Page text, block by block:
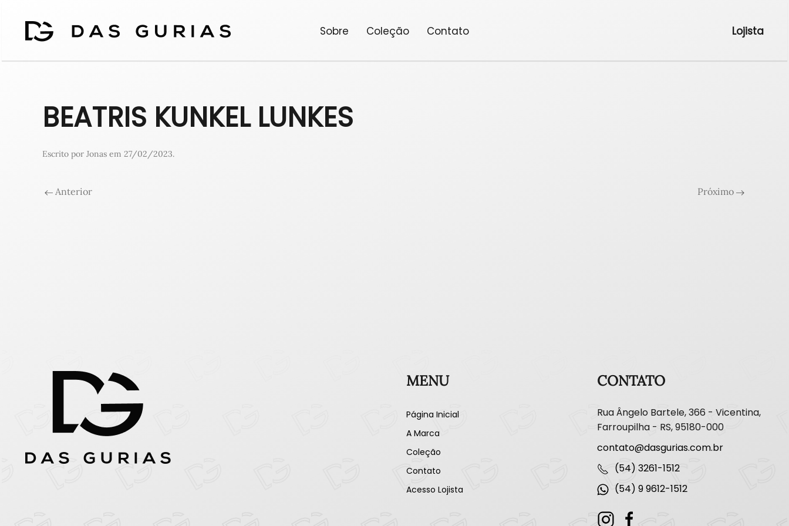
Sobre Coleção Contato Lojista
BEATRIS KUNKEL LUNKES
Escrito por Jonas em 27/02/2023.
Anterior Próximo
MENU
Página Inicial
A Marca
Coleção
Contato
Acesso Lojista
CONTATO
Rua Ângelo Bartele, 366 - Vicentina,
Farroupilha - RS, 95180-000
contato@dasgurias.com.br
(54) 3261-1512
(54) 9 9612-1512